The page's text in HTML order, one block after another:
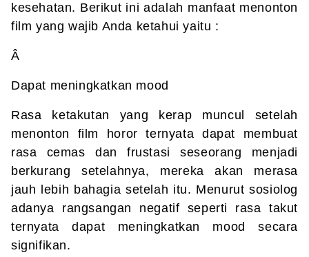
kesehatan. Berikut ini adalah manfaat menonton
film yang wajib Anda ketahui yaitu :
Â
Dapat meningkatkan mood
Rasa ketakutan yang kerap muncul setelah
menonton film horor ternyata dapat membuat
rasa cemas dan frustasi seseorang menjadi
berkurang setelahnya, mereka akan merasa
jauh lebih bahagia setelah itu. Menurut sosiolog
adanya rangsangan negatif seperti rasa takut
ternyata dapat meningkatkan mood secara
signifikan.